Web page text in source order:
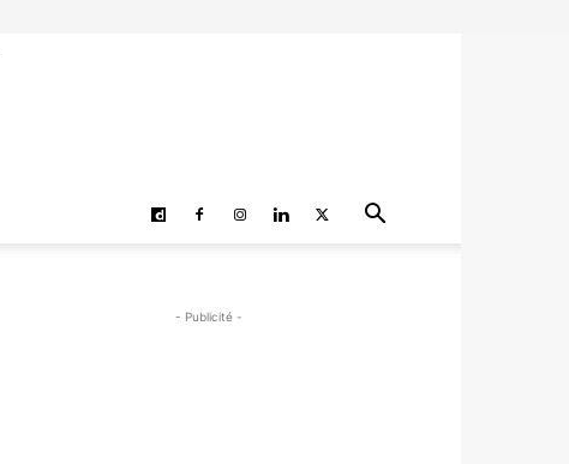
- Publicité -